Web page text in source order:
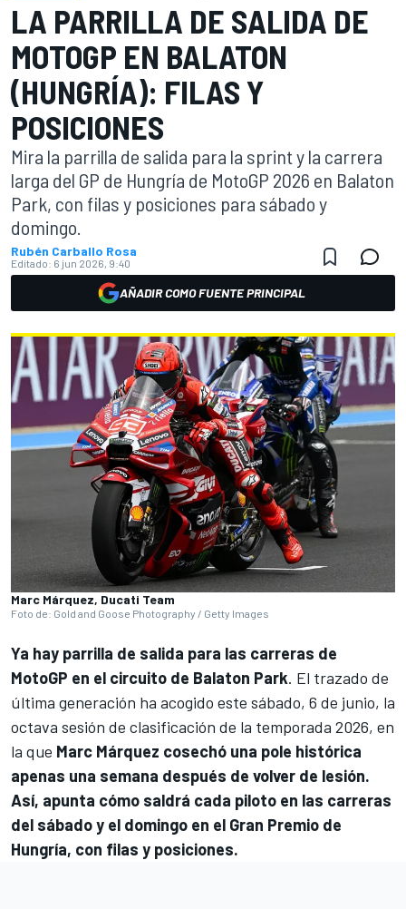
LA PARRILLA DE SALIDA DE
MOTOGP EN BALATON
(HUNGRÍA): FILAS Y
POSICIONES
Mira la parrilla de salida para la sprint y la carrera
larga del GP de Hungría de MotoGP 2026 en Balaton
Park, con filas y posiciones para sábado y
domingo.
Rubén Carballo Rosa
Editado: 6 jun 2026, 9:40
AÑADIR COMO FUENTE PRINCIPAL
Marc Márquez, Ducati Team
Foto de: Gold and Goose Photography / Getty Images
Ya hay parrilla de salida para las carreras de
MotoGP en el circuito de Balaton Park. El trazado de
última generación ha acogido este sábado, 6 de junio, la
octava sesión de clasificación de la temporada 2026, en
la que Marc Márquez cosechó una pole histórica
apenas una semana después de volver de lesión.
Así, apunta cómo saldrá cada piloto en las carreras
del sábado y el domingo en el Gran Premio de
Hungría, con filas y posiciones.